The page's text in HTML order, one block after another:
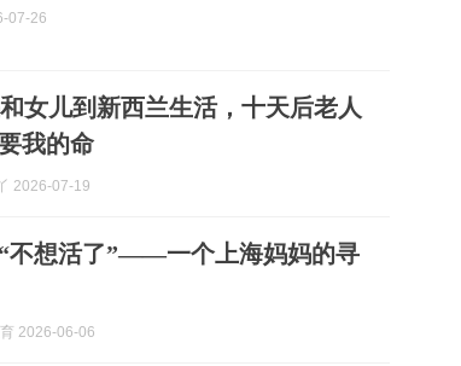
07-26
女儿到新西兰生活，十天后老人
我的命
2026-07-19
不想活了”——一个上海妈妈的寻
2026-06-06